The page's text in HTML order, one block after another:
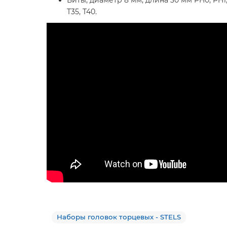
T35, T40.
Наборы головок торцевых - STELS